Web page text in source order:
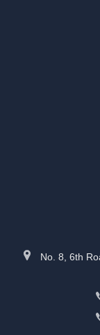
No. 8, 6th